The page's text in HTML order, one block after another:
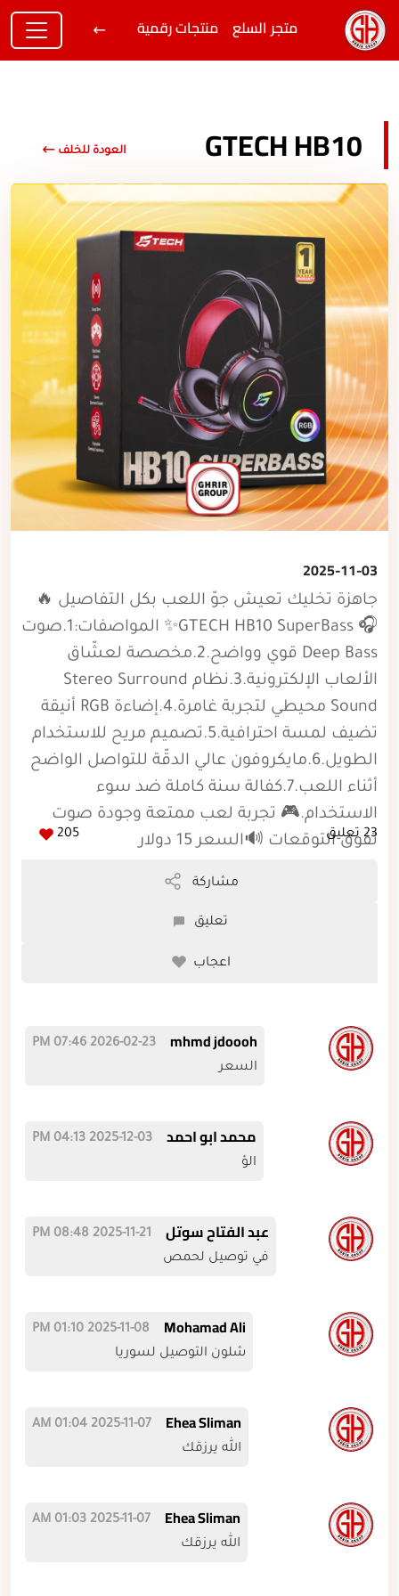
متجر السلع منتجات رقمية
GTECH HB10 العودة للخلف
2025-11-03
جاهزة تخليك تعيش جوّ اللعب بكل التفاصيل 🔥
🎧 GTECH HB10 SuperBass✨ المواصفات:1.صوت
Deep Bass قوي وواضح.2.مخصصة لعشّاق
الألعاب الإلكترونية.3.نظام Stereo Surround
Sound محيطي لتجربة غامرة.4.إضاءة RGB أنيقة
تضيف لمسة احترافية.5.تصميم مريح للاستخدام
الطويل.6.مايكروفون عالي الدقّة للتواصل الواضح
أثناء اللعب.7.كفالة سنة كاملة ضد سوء
الاستخدام.🎮 تجربة لعب ممتعة وجودة صوت
تفوق التوقعات 🔊السعر 15 دولار
23 تعليق 205
مشاركة
تعليق
اعجاب
mhmd jdoooh
2026-02-23 07:46 PM
السعر
محمد ابو احمد
2025-12-03 04:13 PM
الؤ
عبد الفتاح سوتل
2025-11-21 08:48 PM
في توصيل لحمص
Mohamad Ali
2025-11-08 01:10 PM
شلون التوصيل لسوريا
Ehea Sliman
2025-11-07 01:04 AM
الله يرزقك
Ehea Sliman
2025-11-07 01:03 AM
الله يرزقك